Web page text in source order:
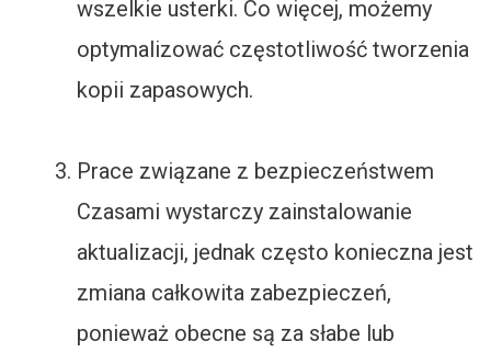
wszelkie usterki. Co więcej, możemy
optymalizować częstotliwość tworzenia
kopii zapasowych.
Prace związane z bezpieczeństwem
Czasami wystarczy zainstalowanie
aktualizacji, jednak często konieczna jest
zmiana całkowita zabezpieczeń,
ponieważ obecne są za słabe lub